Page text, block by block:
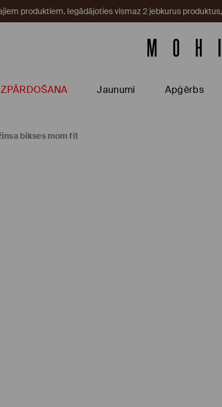
produktiem. Iegādājoties vismaz 2 jebkurus
Jaunumi Apģērbs
bikses mom fit